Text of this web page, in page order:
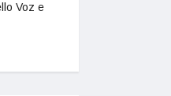
Voz e